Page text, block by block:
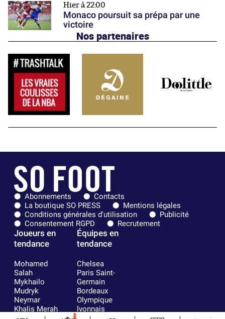
Hier à 22:00
Monaco poursuit sa prépa par une
victoire
Nos partenaires
Abonnements
Contacts
La boutique SO PRESS
Mentions légales
Conditions générales d'utilisation
Publicité
Consentement RGPD
Recrutement
Joueurs en
tendance
Mohamed
Salah
Mykhailo
Mudryk
Neymar
Khalis Merah
Équipes en
tendance
Chelsea
Paris Saint-
Germain
Bordeaux
Olympique
lyonnais
0